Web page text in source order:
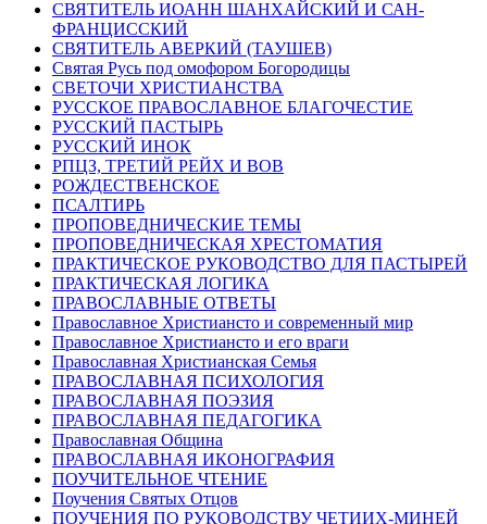
СВЯТИТЕЛЬ ИОАНН ШАНХАЙСКИЙ И САН-
ФРАНЦИССКИЙ
СВЯТИТЕЛЬ АВЕРКИЙ (ТАУШЕВ)
Святая Русь под омофором Богородицы
СВЕТОЧИ ХРИСТИАНСТВА
РУССКОЕ ПРАВОСЛАВНОЕ БЛАГОЧЕСТИЕ
РУССКИЙ ПАСТЫРЬ
РУССКИЙ ИНОК
РПЦЗ, ТРЕТИЙ РЕЙХ И ВОВ
РОЖДЕСТВЕНСКОЕ
ПСАЛТИРЬ
ПРОПОВЕДНИЧЕСКИЕ ТЕМЫ
ПРОПОВЕДНИЧЕСКАЯ ХРЕСТОМАТИЯ
ПРАКТИЧЕСКОЕ РУКОВОДСТВО ДЛЯ ПАСТЫРЕЙ
ПРАКТИЧЕСКАЯ ЛОГИКА
ПРАВОСЛАВНЫЕ ОТВЕТЫ
Православное Христиансто и современный мир
Православное Христиансто и его враги
Православная Христианская Семья
ПРАВОСЛАВНАЯ ПСИХОЛОГИЯ
ПРАВОСЛАВНАЯ ПОЭЗИЯ
ПРАВОСЛАВНАЯ ПЕДАГОГИКА
Православная Община
ПРАВОСЛАВНАЯ ИКОНОГРАФИЯ
ПОУЧИТЕЛЬНОЕ ЧТЕНИЕ
Поучения Святых Отцов
ПОУЧЕНИЯ ПО РУКОВОДСТВУ ЧЕТИИХ-МИНЕЙ